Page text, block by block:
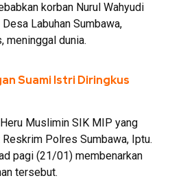
korban Nurul Wahyudi
Labuhan Sumbawa,
meninggal dunia.
Suami Istri Diringkus
Muslimin SIK MIP yang
Polres Sumbawa, Iptu.
pagi (21/01) membenarkan
tersebut.